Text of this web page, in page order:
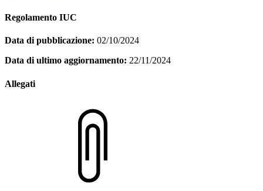
Regolamento IUC
Data di pubblicazione: 02/10/2024
Data di ultimo aggiornamento: 22/11/2024
Allegati